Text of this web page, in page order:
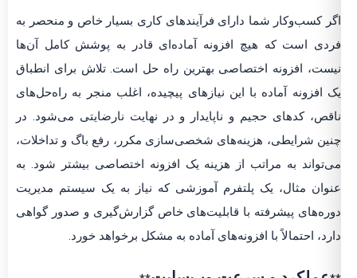
اگر کسب‌وکار شما دارای فرآیندهای کاری بسیار خاص و منحصر به
فردی است که هیچ افزونه آماده‌ای قادر به پوشش کامل آن‌ها
نیست، افزونه اختصاصی بهترین راه حل است. تلاش برای انطباق
یک افزونه آماده با این نیازهای پیچیده، اغلب منجر به راه‌حل‌های
ناقص، کدهای حجیم و ناپایدار و در نهایت نارضایتی می‌شود. در
چنین شرایطی، هزینه‌های شخصی‌سازی مکرر، رفع باگ و تداخلات،
می‌تواند به مراتب از هزینه یک افزونه اختصاصی بیشتر شود. به
عنوان مثال، یک پلتفرم آموزشی که نیاز به یک سیستم مدیریت
دوره‌های پیشرفته با قابلیت‌های خاص گزارش‌گیری و صدور گواهی
دارد، احتمالاً با افزونه‌های آماده به مشکل برخواهد خورد.